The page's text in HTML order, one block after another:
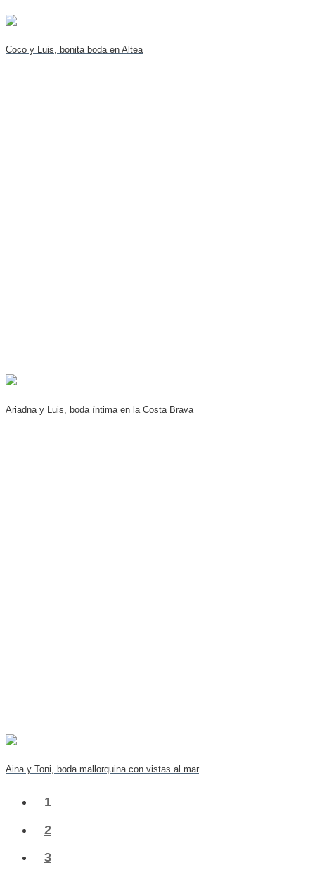
Coco y Luis, bonita boda en Altea
Ariadna y Luis, boda íntima en la Costa Brava
Aina y Toni, boda mallorquina con vistas al mar
1
2
3